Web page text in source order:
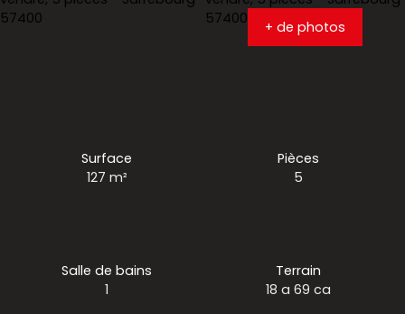
+ de photos
Surface
127 m²
Pièces
5
Salle de bains
1
Terrain
18 a 69 ca